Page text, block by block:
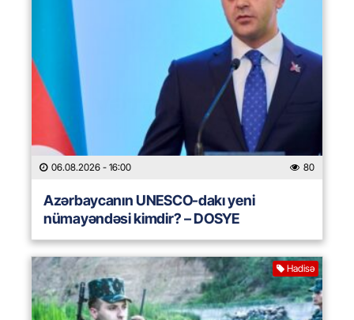
06.08.2026 - 16:00 80
Azərbaycanın UNESCO-dakı yeni
nümayəndəsi kimdir? – DOSYE
Hadisə